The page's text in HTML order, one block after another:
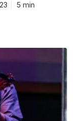
5 min